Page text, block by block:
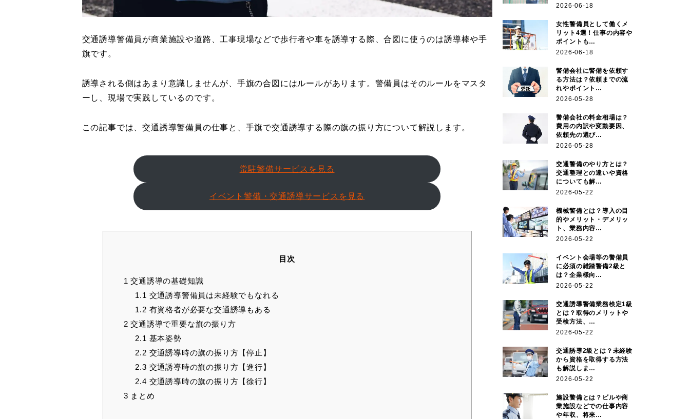
交通誘導警備員が商業施設や道路、工事現場などで歩行者や車を誘導する際、合図に使うのは誘導棒や手
旗です。
誘導される側はあまり意識しませんが、手旗の合図にはルールがあります。警備員はそのルールをマスタ
ーし、現場で実践しているのです。
この記事では、交通誘導警備員の仕事と、手旗で交通誘導する際の旗の振り方について解説します。
常駐警備サービスを見る
イベント警備・交通誘導サービスを見る
目次
1 交通誘導の基礎知識
1.1 交通誘導警備員は未経験でもなれる
1.2 有資格者が必要な交通誘導もある
2 交通誘導で重要な旗の振り方
2.1 基本姿勢
2.2 交通誘導時の旗の振り方【停止】
2.3 交通誘導時の旗の振り方【進行】
2.4 交通誘導時の旗の振り方【徐行】
3 まとめ
2026-06-18
女性警備員として働くメ
リット4選！仕事の内容や
ポイントも…
2026-06-18
警備会社に警備を依頼す
る方法は？依頼までの流
れやポイント…
2026-05-28
警備会社の料金相場は？
費用の内訳や変動要因、
依頼先の選び…
2026-05-28
交通警備のやり方とは？
交通整理との違いや資格
についても解…
2026-05-22
機械警備とは？導入の目
的やメリット・デメリッ
ト、業務内容…
2026-05-22
イベント会場等の警備員
に必須の雑踏警備2級と
は？企業様向…
2026-05-22
交通誘導警備業務検定1級
とは？取得のメリットや
受検方法、…
2026-05-22
交通誘導2級とは？未経験
から資格を取得する方法
も解説しま…
2026-05-22
施設警備とは？ビルや商
業施設などでの仕事内容
や年収、将来…